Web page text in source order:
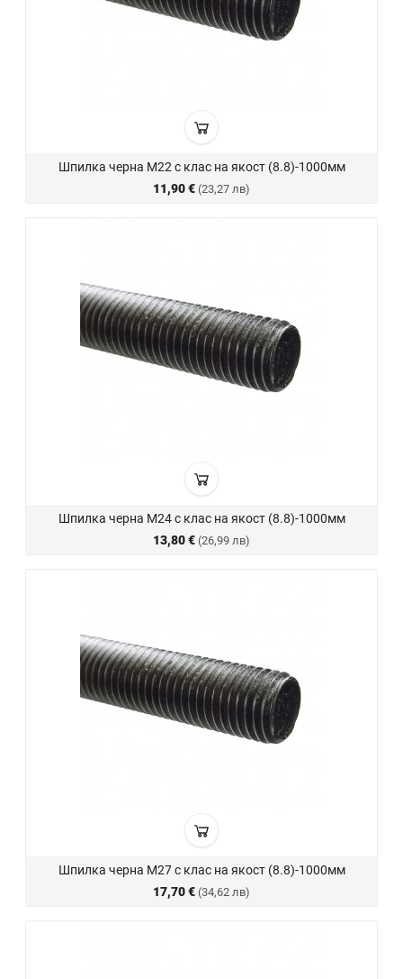
Шпилка черна М22 с клас на якост (8.8)-1000мм
11,90 € (23,27 лв)
Шпилка черна М24 с клас на якост (8.8)-1000мм
13,80 € (26,99 лв)
Шпилка черна М27 с клас на якост (8.8)-1000мм
17,70 € (34,62 лв)